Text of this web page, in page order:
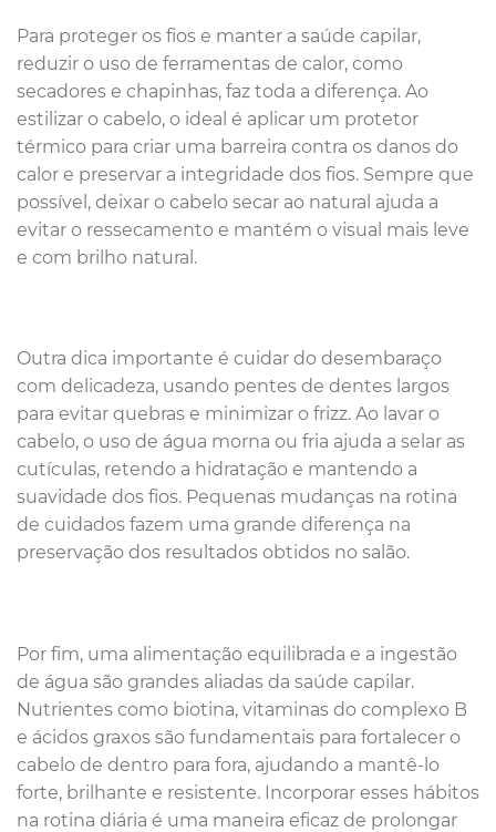
Para proteger os fios e manter a saúde capilar,
reduzir o uso de ferramentas de calor, como
secadores e chapinhas, faz toda a diferença. Ao
estilizar o cabelo, o ideal é aplicar um protetor
térmico para criar uma barreira contra os danos do
calor e preservar a integridade dos fios. Sempre que
possível, deixar o cabelo secar ao natural ajuda a
evitar o ressecamento e mantém o visual mais leve
e com brilho natural.
Outra dica importante é cuidar do desembaraço
com delicadeza, usando pentes de dentes largos
para evitar quebras e minimizar o frizz. Ao lavar o
cabelo, o uso de água morna ou fria ajuda a selar as
cutículas, retendo a hidratação e mantendo a
suavidade dos fios. Pequenas mudanças na rotina
de cuidados fazem uma grande diferença na
preservação dos resultados obtidos no salão.
Por fim, uma alimentação equilibrada e a ingestão
de água são grandes aliadas da saúde capilar.
Nutrientes como biotina, vitaminas do complexo B
e ácidos graxos são fundamentais para fortalecer o
cabelo de dentro para fora, ajudando a mantê-lo
forte, brilhante e resistente. Incorporar esses hábitos
na rotina diária é uma maneira eficaz de prolongar